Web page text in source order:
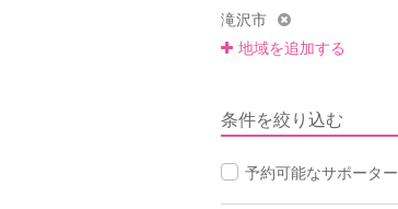
滝沢市
地域を追加する
条件を絞り込む
予約可能なサポーター